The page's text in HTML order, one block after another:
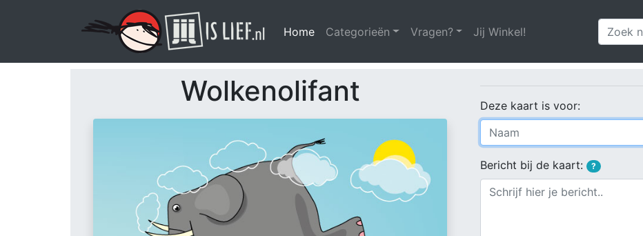
Home (huidige)
Categorieën Vragen? Jij Winkel!
Wolkenolifant Deze kaart is voor:
Bericht bij de kaart: ?